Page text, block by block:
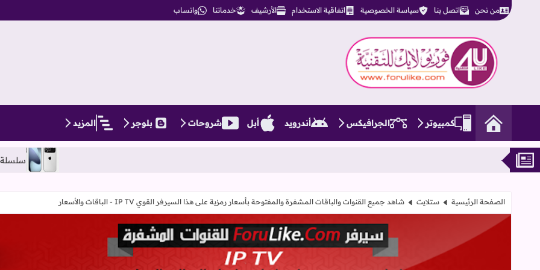
من نحن اتصل بنا سياسة الخصوصية اتفاقية الاستخدام الأرشيف خدماتنا واتساب
فوريو لايك للتقنية
كمبيوتر الجرافيكس أندرويد أبل شروحات بلوجر المزيد
الصفحة الرئيسية ستلايت شاهد جميع القنوات والباقات المشفرة والمفتوحة بأسعار رمزية على هذا السيرفر القوي IP TV - الباقات والأسعار